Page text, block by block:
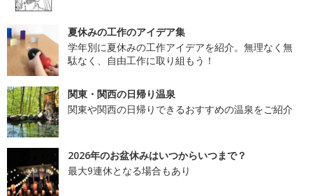
夏休みの工作のアイデア集
学年別に夏休みの工作アイデアを紹介。無理なく無
駄なく、自由工作に取り組もう！
関東・関西の日帰り温泉
関東や関西の日帰りできるおすすめの温泉をご紹介
2026年のお盆休みはいつからいつまで？
最大9連休となる場合もあり